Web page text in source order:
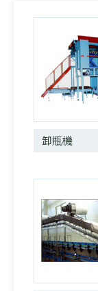
卸瓶機